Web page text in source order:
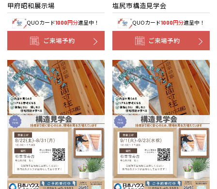
甲府昭和展示場
QUOカード1000円分進呈中！
ご来場予約
塩尻市構造見学会
QUOカード1000円分進呈中！
ご来場予約